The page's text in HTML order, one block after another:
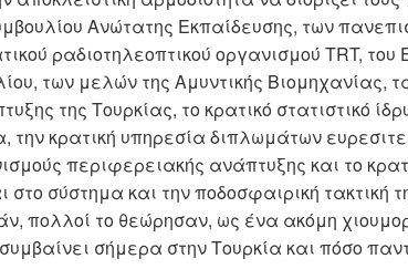
Ανώτατης Εκπαίδευσης, των
ραδιοτηλεοπτικού οργανισμού TRT,
των μελών της Αμυντικής Βιομηχανίας,
της Τουρκίας, το κρατικό στατιστικό
την κρατική υπηρεσία διπλωμάτων
περιφερειακής ανάπτυξης και το
σύστημα και την ποδοσφαιρική
πολλοί το θεώρησαν, ως ένα ακόμη
σήμερα στην Τουρκία και πόσο